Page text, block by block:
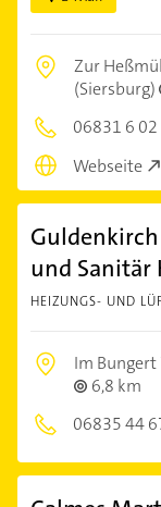
Zur
(Siersburg)
06831 6 02
Webseite
und Sanitär
HEIZUNGS- UND
Im Bungert
6,8 km
06835 44